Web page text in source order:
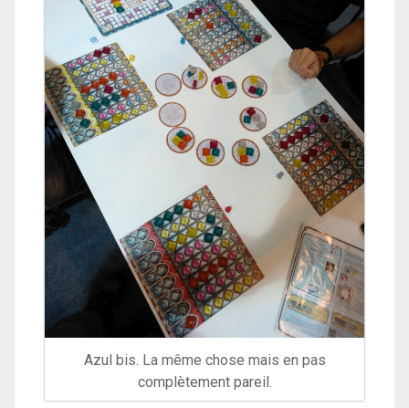
Azul bis. La même chose mais en pas
complètement pareil.